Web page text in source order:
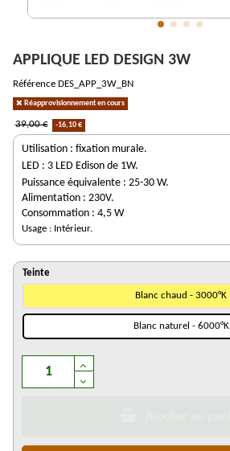
APPLIQUE LED DESIGN 3W
Référence DES_APP_3W_BN
Réapprovisionnement en cours
39,00 € -16,10 €
Utilisation : fixation murale.
LED : 3 LED Edison de 1W.
Puissance équivalente : 25-30 W.
Alimentation : 230V.
Consommation : 4,5 W
Usage : Intérieur.
Teinte
Blanc chaud - 3000°K
Blanc naturel - 6000°K